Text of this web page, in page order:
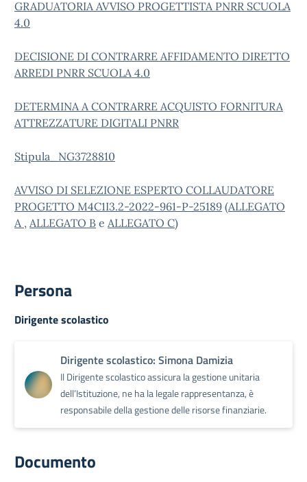
GRADUATORIA AVVISO PROGETTISTA PNRR SCUOLA
4.0
DECISIONE DI CONTRARRE AFFIDAMENTO DIRETTO
ARREDI PNRR SCUOLA 4.0
DETERMINA A CONTRARRE ACQUISTO FORNITURA
ATTREZZATURE DIGITALI PNRR
Stipula_NG3728810
AVVISO DI SELEZIONE ESPERTO COLLAUDATORE
PROGETTO M4C1I3.2-2022-961-P-25189 (ALLEGATO
A , ALLEGATO B e ALLEGATO C)
Persona
Dirigente scolastico
Dirigente scolastico: Simona Damizia
Il Dirigente scolastico assicura la gestione unitaria
dell’Istituzione, ne ha la legale rappresentanza, è
responsabile della gestione delle risorse finanziarie.
Documento